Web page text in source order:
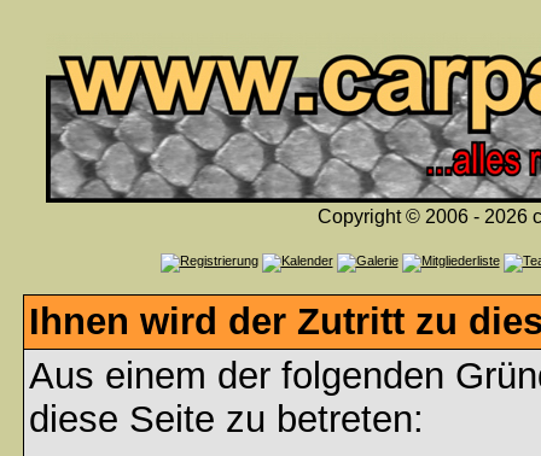
Copyright © 2006 - 2026
Ihnen wird der Zutritt zu
Aus einem der folgenden
diese Seite zu betreten: